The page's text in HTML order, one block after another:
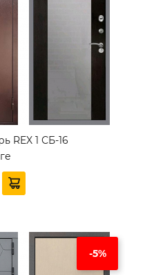
REX 1 СБ-16
-5%